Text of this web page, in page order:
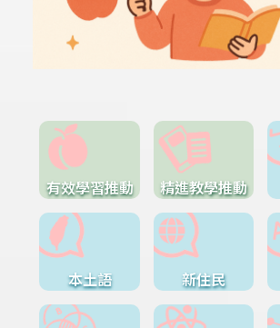
有效學習推動 精進教學推動
本土語 新住民